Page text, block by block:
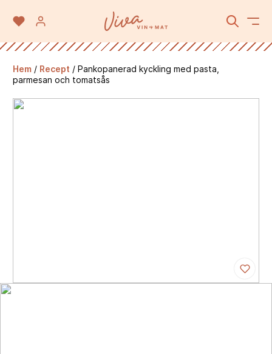
Hem / Recept / Pankopanerad kyckling med pasta,
parmesan och tomatsås